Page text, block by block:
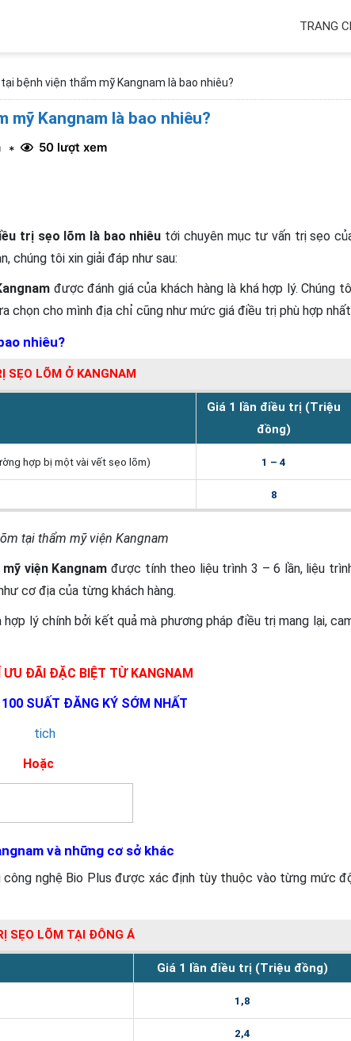
TRANG
bệnh viện thẩm mỹ Kangnam là bao nhiêu?
mỹ Kangnam là bao nhiêu?
*
50 lượt xem
trị sẹo lõm là bao nhiêu tới chuyên mục tư vấn trị sẹo
chúng tôi xin giải đáp như sau:
được đánh giá của khách hàng là khá hợp lý. Chúng
chọn cho mình địa chỉ cũng như mức giá điều trị phù hợp
nhiêu?
SẸO LÕM Ở KANGNAM
Giá 1 lần điều trị (Triệu
đồng)
hợp bị một vài vết sẹo lõm) 1 – 4
8
tại thẩm mỹ viện Kangnam
viện Kangnam được tính theo liệu trình 3 – 6 lần, liệu
cơ địa của từng khách hàng.
lý chính bởi kết quả mà phương pháp điều trị mang lại,
ƯU ĐÃI ĐẶC BIỆT TỪ KANGNAM
100 SUẤT ĐĂNG KÝ SỚM NHẤT
Hoặc
và những cơ sở khác
nghệ Bio Plus được xác định tùy thuộc vào từng mức
SẸO LÕM TẠI ĐÔNG Á
Giá 1 lần điều trị (Triệu đồng)
1,8
2,4